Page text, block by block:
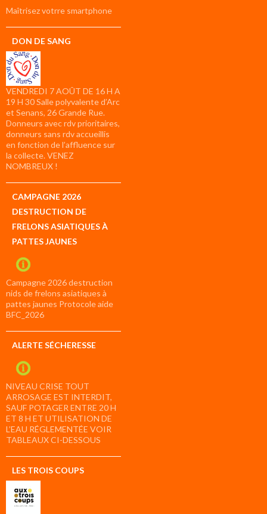
compte
Maîtrisez votrre smartphone
DON DE SANG
VENDREDI 7 AOÛT DE 16 H A
19 H 30 Salle polyvalente d’Arc
et Senans, 26 Grande Rue.
Donneurs avec rdv prioritaires,
donneurs sans rdv accueillis
en fonction de l’affluence sur
la collecte. VENEZ
NOMBREUX !
CAMPAGNE 2026
DESTRUCTION DE
FRELONS ASIATIQUES À
PATTES JAUNES
Campagne 2026 destruction
nids de frelons asiatiques à
pattes jaunes Protocole aide
BFC_2026
ALERTE SÉCHERESSE
NIVEAU CRISE TOUT
ARROSAGE EST INTERDIT,
SAUF POTAGER ENTRE 20 H
ET 8 H ET UTILISATION DE
L’EAU RÉGLEMENTÉE VOIR
TABLEAUX CI-DESSOUS
LES TROIS COUPS